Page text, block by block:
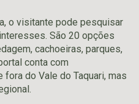
o visitante pode pesquisar
São 20 opções
cachoeiras, parques,
conta com
do Vale do Taquari, mas